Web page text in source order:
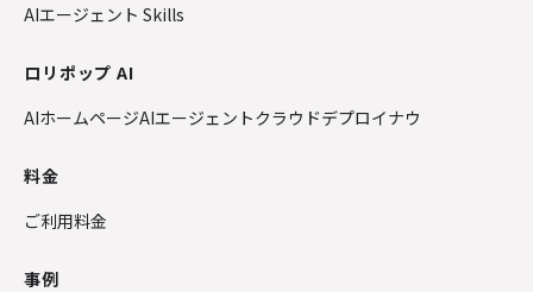
AIエージェント Skills
ロリポップ AI
AIホームページAIエージェントクラウドデプロイナウ
料金
ご利用料金
事例